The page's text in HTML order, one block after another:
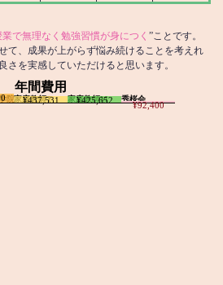
で無理なく勉強習慣が身につく ”ことです。
て、成果が上がらず悩み続けることを考えれ
さを実感していただけると思います。
年間費用
院家庭教師T
¥437,531 家庭教師M
¥425,652 秀桜会
¥92,400